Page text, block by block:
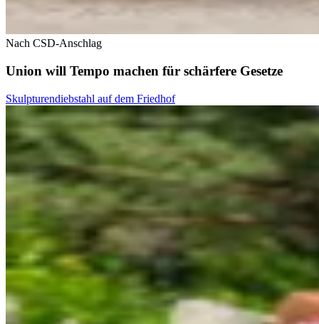
Nach CSD-Anschlag
Union will Tempo machen für schärfere Gesetze
Skulpturendiebstahl auf dem Friedhof